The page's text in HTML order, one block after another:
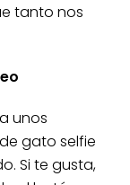
tanto nos
unos
gato selfie
Si te gusta,